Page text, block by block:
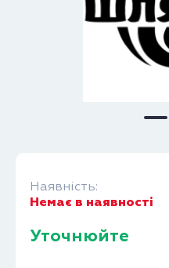
Наявність:
Немає в наявності
Уточнюйте